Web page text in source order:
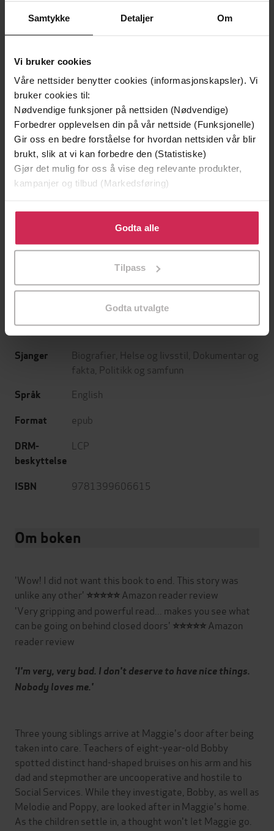
Samtykke Detaljer Om
Vi bruker cookies
Våre nettsider benytter cookies (informasjonskapsler). Vi
bruker cookies til:
Nødvendige funksjoner på nettsiden (Nødvendige)
Forbedrer opplevelsen din på vår nettside (Funksjonelle)
Gir oss en bedre forståelse for hvordan nettsiden vår blir
brukt, slik at vi kan forbedre den (Statistiske)
Gjør det mulig for oss å vise deg relevante produkter,
kampanjer og tilbud (Markedsføring)
Klikk på «Godta alle» for å gi oss ditt samtykke til å
bruke cookies for alle disse formålene. Du kan også
tilpasse ditt samtykke til spesifikke formål ved å klikke
Godta alle
Tilpass
Godta utvalgte
199,-
Minnesota
Jo Nesbø
EBOK
349,-
Utskudd
Jørn Lier Horst
EBOK
abuse
Maggie Hartley (forfatter)
Seven Dials
Utgitt 17.08.2023
Sjanger Biografier Helse og livsstil
Dokumentar og
fakta Politikk og samfunn
Språk English
Format epub
DRM-
beskyttelse
LCP
ISBN 9781399606615
Om boken
'Wow! I did not want this book to end. This story was
unlike any other' ⭐⭐⭐⭐⭐Amazon reader review
'Very gripping and powerful read... makes you see what
can be going on behind closed doors' ⭐⭐⭐⭐⭐Amazon
reader review
'I'm very, very bad. I don't deserve to have nice things.
Nobody loves me.'
Three young siblings arrive at Maggie's door after being
taken into care. Teachers of eight-year-old Bobby
spotted distinct hand-shaped bruises on his arm and his
dad and stepmother are uncooperative and hostile to
Social Services. While they investigate, Bobby, as well as
Melodie and Poppy, are looked after in Maggie's home.
As the children settle in, a thought won't let Maggie go.